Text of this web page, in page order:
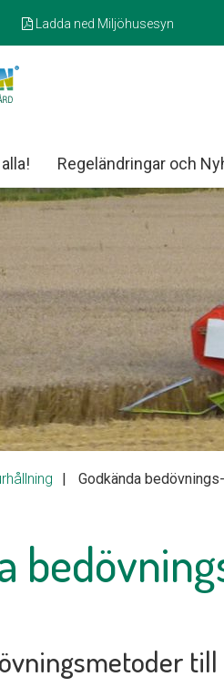
Ladda ned Miljöhusesyn
Regeländringar och
Godkända